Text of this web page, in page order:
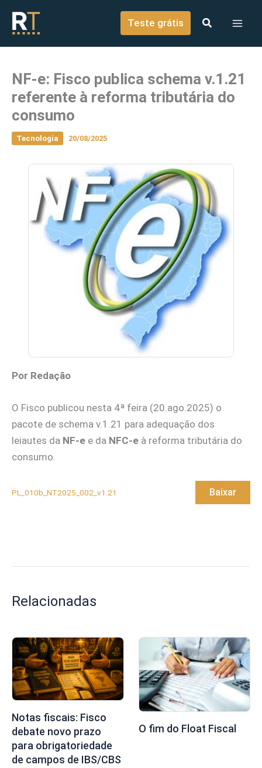
conteúdo
Teste grátis
NF-e: Fisco publica schema v.1.21
referente à reforma tributária do
consumo
Tecnologia 20/08/2025
Por Redação
O Fisco publicou nesta 4ª feira (20.ago.2025) o
pacote de schema v.1.21 para adequação dos
leiautes da NF-e e da NFC-e à reforma tributária do
consumo.
PL_010b_NT2025_002_v1.21 Baixar
Relacionadas
Notas fiscais: Fisco
debate novo prazo
para obrigatoriedade
de campos de IBS/CBS
O fim do Float Fiscal